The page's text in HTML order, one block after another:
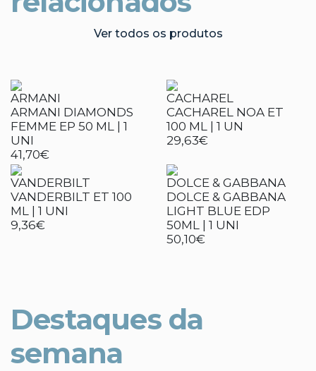
Ver todos os produtos
ARMANI
ARMANI DIAMONDS
FEMME EP 50 ML | 1
UNI
41,70€
CACHAREL
CACHAREL NOA ET
100 ML | 1 UN
29,63€
VANDERBILT
VANDERBILT ET 100
ML | 1 UNI
9,36€
DOLCE & GABBANA
DOLCE & GABBANA
LIGHT BLUE EDP
50ML | 1 UNI
50,10€
Destaques da
semana